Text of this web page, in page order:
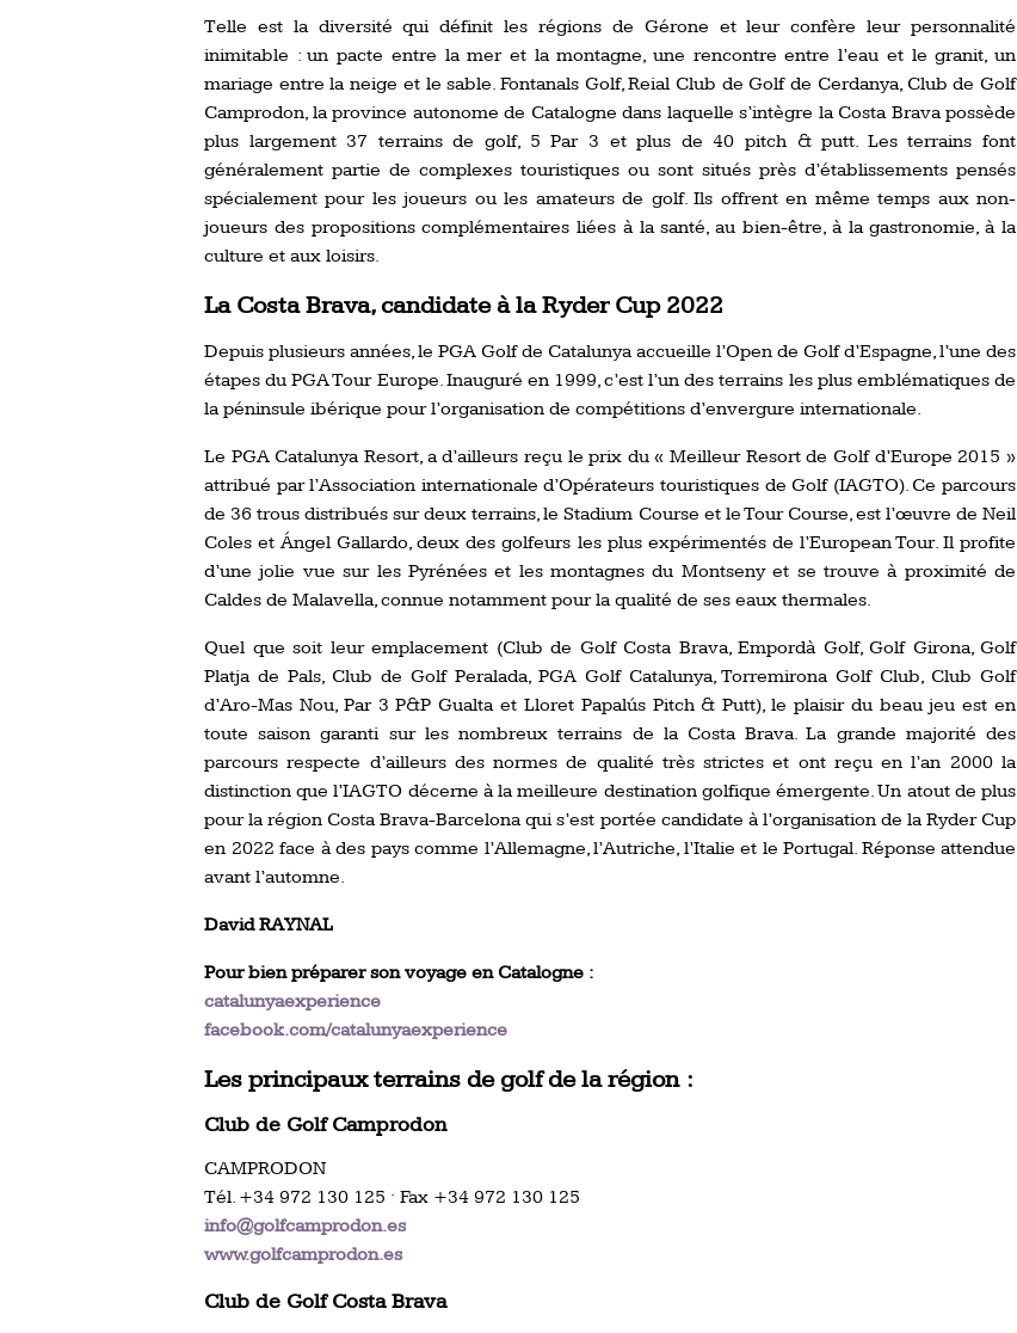
Telle est la diversité qui définit les régions de Gérone et leur confère leur personnalité
inimitable : un pacte entre la mer et la montagne, une rencontre entre l’eau et le granit, un
mariage entre la neige et le sable. Fontanals Golf, Reial Club de Golf de Cerdanya, Club de Golf
Camprodon, la province autonome de Catalogne dans laquelle s’intègre la Costa Brava possède
plus largement 37 terrains de golf, 5 Par 3 et plus de 40 pitch & putt. Les terrains font
généralement partie de complexes touristiques ou sont situés près d’établissements pensés
spécialement pour les joueurs ou les amateurs de golf. Ils offrent en même temps aux non-
joueurs des propositions complémentaires liées à la santé, au bien-être, à la gastronomie, à la
culture et aux loisirs.
La Costa Brava, candidate à la Ryder Cup 2022
Depuis plusieurs années, le PGA Golf de Catalunya accueille l’Open de Golf d’Espagne, l’une des
étapes du PGA Tour Europe. Inauguré en 1999, c’est l’un des terrains les plus emblématiques de
la péninsule ibérique pour l’organisation de compétitions d’envergure internationale.
Le PGA Catalunya Resort, a d’ailleurs reçu le prix du « Meilleur Resort de Golf d’Europe 2015 »
attribué par l’Association internationale d’Opérateurs touristiques de Golf (IAGTO). Ce parcours
de 36 trous distribués sur deux terrains, le Stadium Course et le Tour Course, est l’œuvre de Neil
Coles et Ángel Gallardo, deux des golfeurs les plus expérimentés de l’European Tour. Il profite
d’une jolie vue sur les Pyrénées et les montagnes du Montseny et se trouve à proximité de
Caldes de Malavella, connue notamment pour la qualité de ses eaux thermales.
Quel que soit leur emplacement (Club de Golf Costa Brava, Empordà Golf, Golf Girona, Golf
Platja de Pals, Club de Golf Peralada, PGA Golf Catalunya, Torremirona Golf Club, Club Golf
d’Aro-Mas Nou, Par 3 P&P Gualta et Lloret Papalús Pitch & Putt), le plaisir du beau jeu est en
toute saison garanti sur les nombreux terrains de la Costa Brava. La grande majorité des
parcours respecte d’ailleurs des normes de qualité très strictes et ont reçu en l’an 2000 la
distinction que l’IAGTO décerne à la meilleure destination golfique émergente. Un atout de plus
pour la région Costa Brava-Barcelona qui s’est portée candidate à l’organisation de la Ryder Cup
en 2022 face à des pays comme l’Allemagne, l’Autriche, l’Italie et le Portugal. Réponse attendue
avant l’automne.
David RAYNAL
Pour bien préparer son voyage en Catalogne :
catalunyaexperience
facebook.com/catalunyaexperience
Les principaux terrains de golf de la région :
Club de Golf Camprodon
CAMPRODON
Tél. +34 972 130 125 · Fax +34 972 130 125
info@golfcamprodon.es
www.golfcamprodon.es
Club de Golf Costa Brava